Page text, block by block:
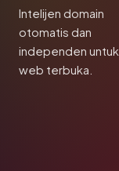
Intelijen domain
otomatis dan
independen untuk
web terbuka.